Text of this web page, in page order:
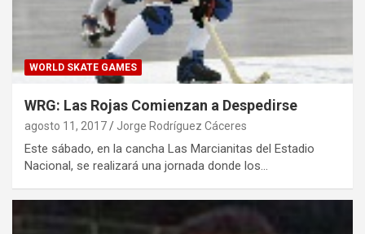
WORLD SKATE GAMES
WRG: Las Rojas Comienzan a Despedirse
agosto 11, 2017 Jorge Rodríguez Cáceres
Este sábado, en la cancha Las Marcianitas del Estadio
Nacional, se realizará una jornada donde los…